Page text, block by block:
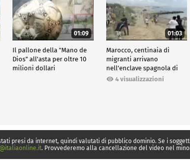
01:09
Il pallone della "Mano de
Dios" all'asta per oltre 10
milioni dollari
01:03
Marocco, centinaia di
migranti arrivano
nell'enclave spagnola di
Ceuta4 visualizzazioni
presi da internet, quindi valutati di pubblico dominio. Se i
. Provvederemo alla cancellazione del video nel